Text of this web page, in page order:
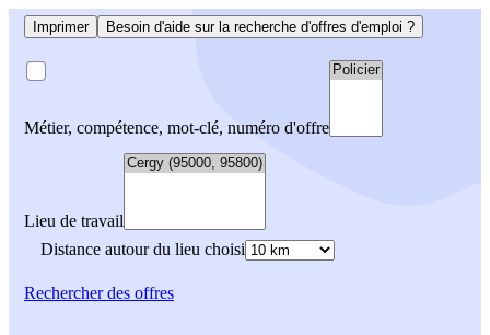
Imprimer Besoin d'aide sur la recherche d'offres d'emploi ?
Métier, compétence, mot-clé, numéro d'offre
Lieu de travail
Distance autour du lieu choisi
Rechercherdes offres